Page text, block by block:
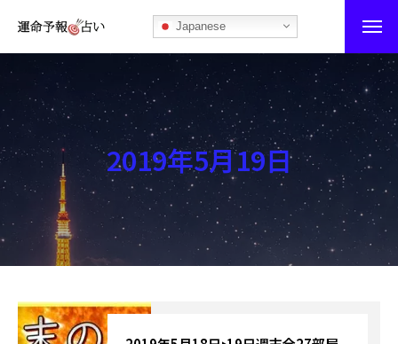
Japanese
運命予報占い
運命予報占いとは
あなたの所属部屋を探そう！
最恐の相性占い
秘伝公開！吉凶カレンダー
記事カテゴリー
ブログ
2019年5月19日